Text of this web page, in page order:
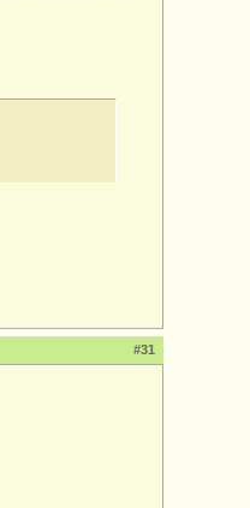
#31